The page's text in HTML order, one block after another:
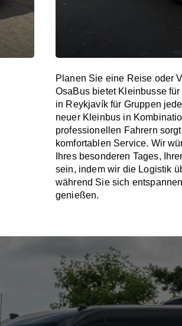
Planen Sie eine Reise oder
OsaBus bietet Kleinbusse
in Reykjavík für Gruppen
neuer Kleinbus in
professionellen Fahrern
komfortablen Service. Wir
Ihres besonderen Tages,
sein, indem wir die Logistik
während Sie sich
genießen.